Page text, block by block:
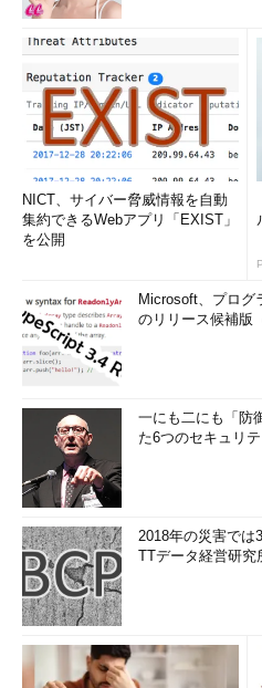
NICT、サイバー脅威情報を自動
集約できるWebアプリ「EXIST」
を公開
Microsoft、プログ
のリリース候補版
一にも二にも「
た6つのセキュリ
2018年の災害では
TTデータ経営研究